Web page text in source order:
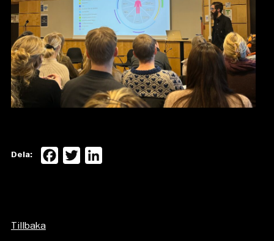
Dela: Facebook
Twitter
Tillbaka